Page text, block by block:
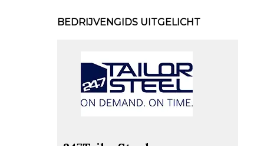
BEDRIJVENGIDS UITGELICHT